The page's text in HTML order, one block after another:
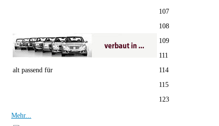
alt passend für
107
108
109
111
114
115
123
Mehr...